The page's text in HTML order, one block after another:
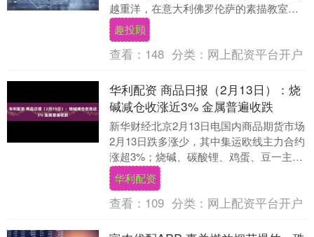
越重洋，在意大利佛罗伦萨的素描教室、
日本京都的茶道工坊、西班牙巴塞罗那
的....
趣投顾
查看： 148 分类： 网上配资平台开户
华利配资 商品日报（2月13日）：烧
碱减仓收涨近3% 金属普遍收跌
新华财经北京2月13日电国内商品期货市场
2月13日跌多涨少，其中集运欧线主力合约
涨超3%；烧碱、碳酸锂、鸡蛋、豆一主力
合约涨超2%；苹果、双胶纸、焦炭主力合
约涨....
华利配资
查看： 109 分类： 网上配资平台开户